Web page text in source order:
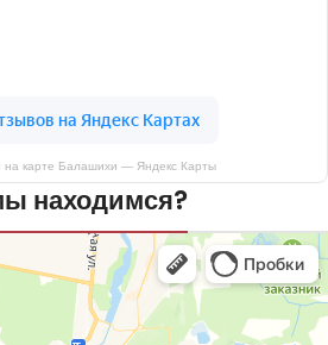
на карте Балашихи — Яндекс Карты
находимся?
в Балашихе